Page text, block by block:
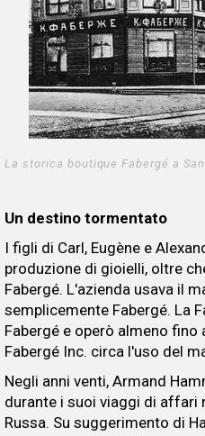
La storica boutique Fabergé a
Un destino tormentato
I figli di Carl, Eugène e
produzione di gioielli, oltre
Fabergé. L'azienda usava il
semplicemente Fabergé. La
Fabergé e operò almeno
Fabergé Inc. circa l'uso del
Negli anni venti, Armand
durante i suoi viaggi di affari
Russa. Su suggerimento di